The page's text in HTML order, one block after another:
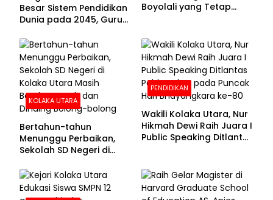
Besar Sistem Pendidikan
Dunia pada 2045, Guru
100 Persen
Boyolali yang Tetap
KOLAKA UTARA
Bertahun-tahun
Menunggu Perbaikan,
Sekolah SD Negeri di
Beralas Tanah dan
Dinding Bolong-bolong
PENDIDIKAN
Wakili Kolaka Utara, Nur
Hikmah Dewi Raih Juara I
Public Speaking Ditlantas
Bhayangkara ke-80